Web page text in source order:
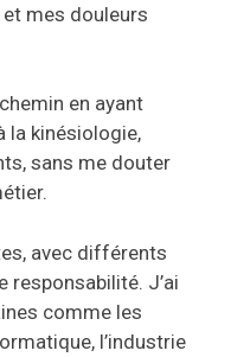
mes douleurs
en ayant
la kinésiologie,
sans me douter
avec différents
responsabilité. J’ai
comme les
l’industrie